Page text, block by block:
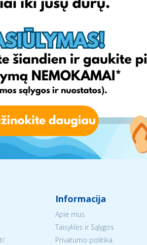
Informacija
Apie mus
Taisyklės ir Sąlygos
Privatumo politika